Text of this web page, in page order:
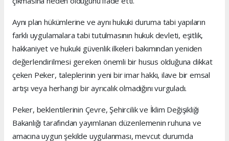
Aynı plan hükümlerine ve aynı hukuki duruma tabi yapıların
farklı uygulamalara tabi tutulmasının hukuk devleti, eşitlik,
hakkaniyet ve hukuki güvenlik ilkeleri bakımından yeniden
değerlendirilmesi gereken önemli bir husus olduğuna dikkat
çeken Peker, taleplerinin yeni bir imar hakkı, ilave bir emsal
artışı veya herhangi bir ayrıcalık olmadığını vurguladı.
Peker, beklentilerinin Çevre, Şehircilik ve İklim Değişikliği
Bakanlığı tarafından yayımlanan düzenlemenin ruhuna ve
amacına uygun şekilde uygulanması, mevcut durumda